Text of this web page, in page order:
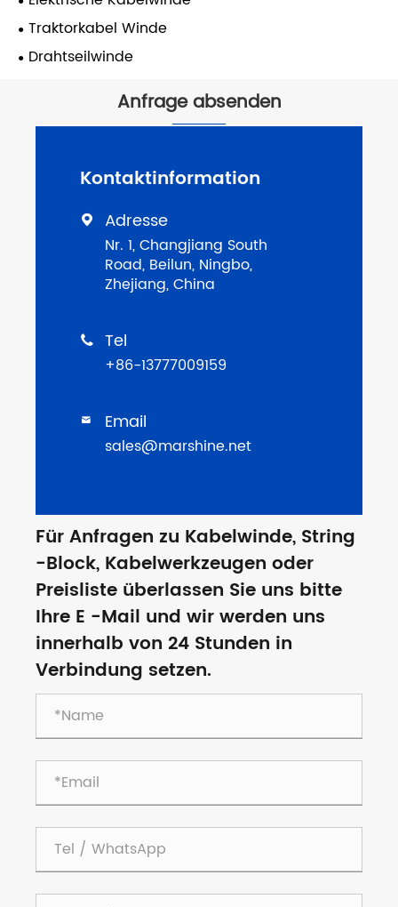
Traktorkabel Winde
Drahtseilwinde
Anfrage absenden
Kontaktinformation
 Adresse
Nr. 1, Changjiang South
Road, Beilun, Ningbo,
Zhejiang, China
 Tel
+86-13777009159
 Email
sales@marshine.net
Für Anfragen zu Kabelwinde, String
-Block, Kabelwerkzeugen oder
Preisliste überlassen Sie uns bitte
Ihre E -Mail und wir werden uns
innerhalb von 24 Stunden in
Verbindung setzen.